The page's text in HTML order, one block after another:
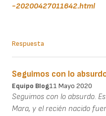
-20200427011642.html
Respuesta
Seguimos con lo
Equipo Blog11 Mayo 2020
Seguimos con lo absurdo.
Mara, y el recién nacido